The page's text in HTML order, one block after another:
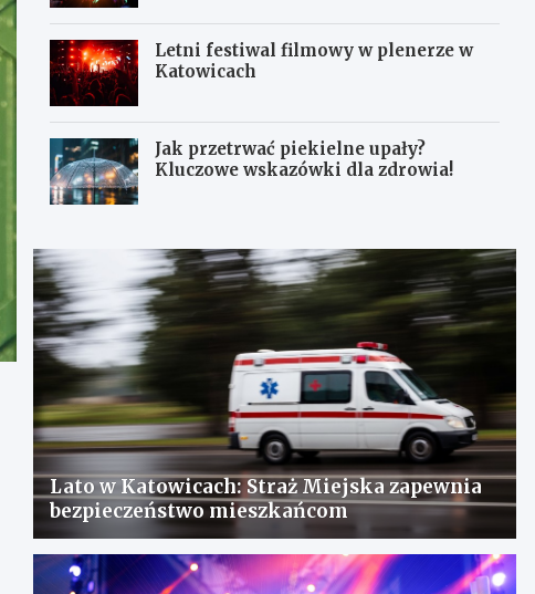
Letni festiwal filmowy w plenerze w
Katowicach
Jak przetrwać piekielne upały?
Kluczowe wskazówki dla zdrowia!
Lato w Katowicach: Straż Miejska zapewnia
bezpieczeństwo mieszkańcom